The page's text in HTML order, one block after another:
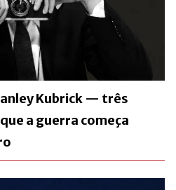
Kubrick — três
a guerra começa